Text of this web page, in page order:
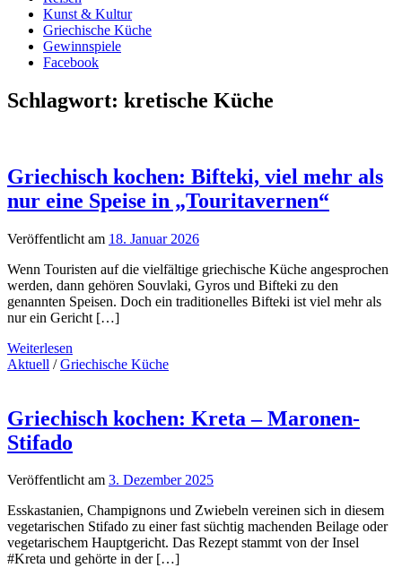
Kunst & Kultur
Griechische Küche
Gewinnspiele
Facebook
Schlagwort: kretische Küche
Griechisch kochen: Bifteki, viel mehr als
nur eine Speise in „Touritavernen“
Veröffentlicht am 18. Januar 2026
Wenn Touristen auf die vielfältige griechische Küche angesprochen
werden, dann gehören Souvlaki, Gyros und Bifteki zu den
genannten Speisen. Doch ein traditionelles Bifteki ist viel mehr als
nur ein Gericht […]
Weiterlesen
Aktuell /Griechische Küche
Griechisch kochen: Kreta – Maronen-
Stifado
Veröffentlicht am 3. Dezember 2025
Esskastanien, Champignons und Zwiebeln vereinen sich in diesem
vegetarischen Stifado zu einer fast süchtig machenden Beilage oder
vegetarischem Hauptgericht. Das Rezept stammt von der Insel
#Kreta und gehörte in der […]